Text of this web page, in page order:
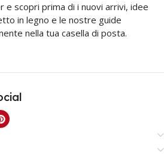
e scopri prima di i nuovi arrivi, idee
in legno e le nostre guide
nella tua casella di posta.